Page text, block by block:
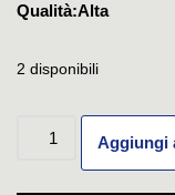
Qualità:Alta
2 disponibili
Aggiungi